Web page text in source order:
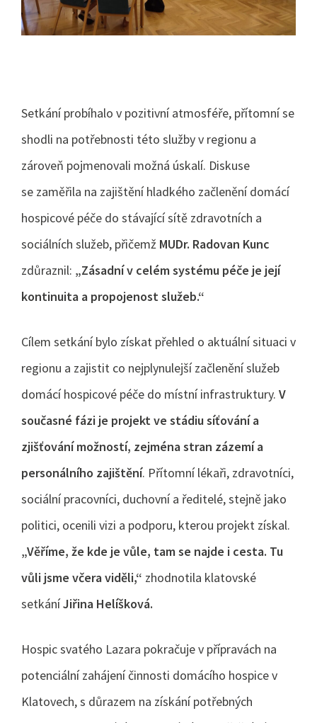
Setkání probíhalo v pozitivní atmosféře, přítomní se
shodli na potřebnosti této služby v regionu a
zároveň pojmenovali možná úskalí. Diskuse
se zaměřila na zajištění hladkého začlenění domácí
hospicové péče do stávající sítě zdravotních a
sociálních služeb, přičemž MUDr. Radovan Kunc
zdůraznil: „Zásadní v celém systému péče je její
kontinuita a propojenost služeb.“
Cílem setkání bylo získat přehled o aktuální situaci v
regionu a zajistit co nejplynulejší začlenění služeb
domácí hospicové péče do místní infrastruktury. V
současné fázi je projekt ve stádiu síťování a
zjišťování možností, zejména stran zázemí a
personálního zajištění. Přítomní lékaři, zdravotníci,
sociální pracovníci, duchovní a ředitelé, stejně jako
politici, ocenili vizi a podporu, kterou projekt získal.
„Věříme, že kde je vůle, tam se najde i cesta. Tu
vůli jsme včera viděli,“ zhodnotila klatovské
setkáníJiřina Helíšková.
Hospic svatého Lazara pokračuje v přípravách na
potenciální zahájení činnosti domácího hospice v
Klatovech, s důrazem na získání potřebných